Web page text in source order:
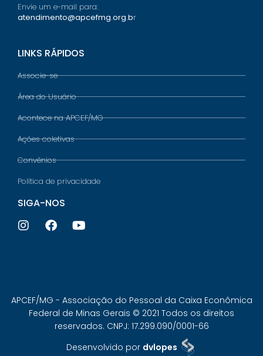
Envie um e-mail para:
atendimento@apcefmg.org.br
LINKS RÁPIDOS
Associe-se
Área do Usuário
Acontece na APCEF/MG
Ações coletivas
Convênios
Política de privacidade
SIGA-NOS
APCEF/MG - Associação do Pessoal da Caixa Econômica
Federal de Minas Gerais © 2021 Todos os direitos
reservados. CNPJ: 17.299.090/0001-66
Desenvolvido por dvlopes